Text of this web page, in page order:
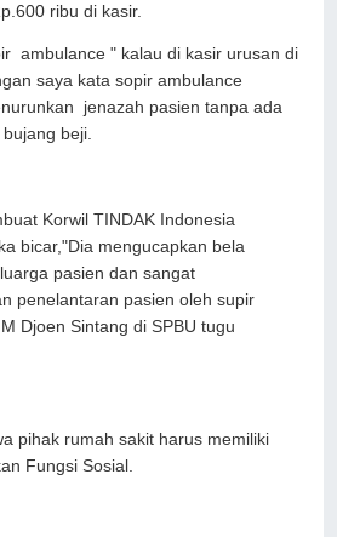
ribu di kasir.
ambulance " kalau di kasir urusan di
saya kata sopir ambulance
jenazah pasien tanpa ada
beji.
Korwil TINDAK Indonesia
bicar,"Dia mengucapkan bela
pasien dan sangat
penelantaran pasien oleh supir
Djoen Sintang di SPBU tugu
pihak rumah sakit harus memiliki
Fungsi Sosial.